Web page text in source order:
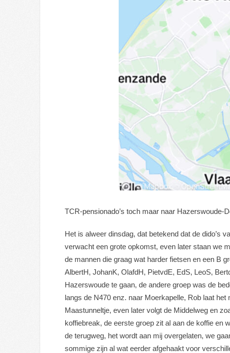
TCR-pensionado’s toch maar naar Hazerswoude-
Het is alweer dinsdag, dat betekend dat de dido’s
verwacht een grote opkomst, even later staan we
de mannen die graag wat harder fietsen en een B
AlbertH, JohanK, OlafdH, PietvdE, EdS, LeoS,
Hazerswoude te gaan, de andere groep was de
langs de N470 enz. naar Moerkapelle, Rob laat
Maastunneltje, even later volgt de Middelweg en
koffiebreak, de eerste groep zit al aan de koffie en
de terugweg, het wordt aan mij overgelaten, we
sommige zijn al wat eerder afgehaakt voor